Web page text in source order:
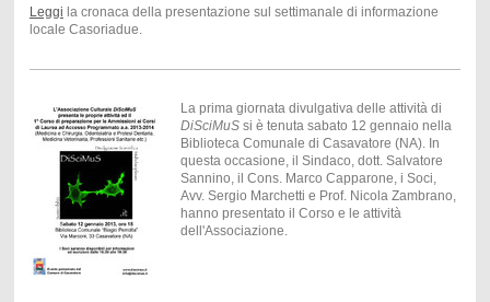
Leggi la cronaca della presentazione sul settimanale di informazione
locale Casoriadue.
La prima giornata divulgativa delle attività di
DiSciMuSsi è tenuta sabato 12 gennaio nella
Biblioteca Comunale di Casavatore (NA). In
questa occasione, il Sindaco, dott. Salvatore
Sannino, il Cons. Marco Capparone, i Soci,
Avv. Sergio Marchetti e Prof. Nicola Zambrano,
hanno presentato il Corso e le attività
dell'Associazione.